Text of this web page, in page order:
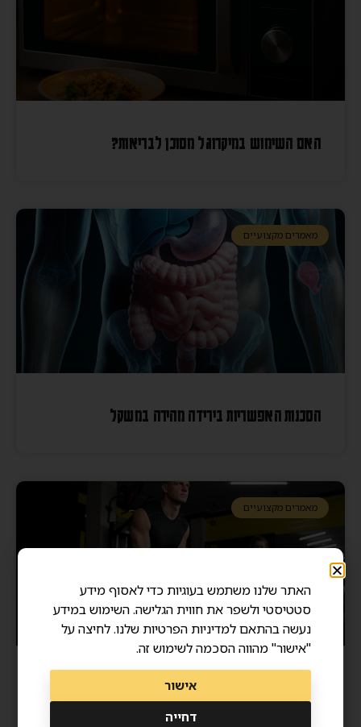
האם השימוש במיקרוגל מסוכן לבריאות?
מאמרים מקצועיים
הסכנות האפשריות בירידה מהירה במשקל
מאמרים מקצועיים
מסת שריר ואריכות ימים – איך שרירים חזקים מצילים
חיים?
האתר שלנו משתמש בעוגיות כדי לאסוף מידע
סטטיסטי ולשפר את חווית הגלישה. השימוש במידע
נעשה בהתאם למדיניות הפרטיות שלנו. לחיצה על
"אישור" מהווה הסכמה לשימוש זה.
אישור
דחייה